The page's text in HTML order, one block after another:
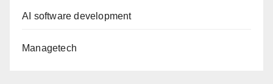
AI software development
Managetech